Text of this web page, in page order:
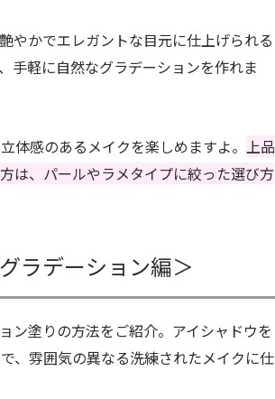
やかでエレガントな目元に仕上げられる
手軽に自然なグラデーションを作れま
体感のあるメイクを楽しめますよ。 上品
は、パールやラメタイプに絞った選び方
ラデーション編＞
ン塗りの方法をご紹介。アイシャドウを
、雰囲気の異なる洗練されたメイクに仕